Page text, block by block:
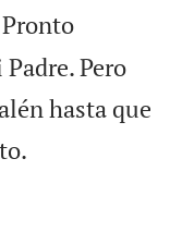
Pronto
Pero
hasta que